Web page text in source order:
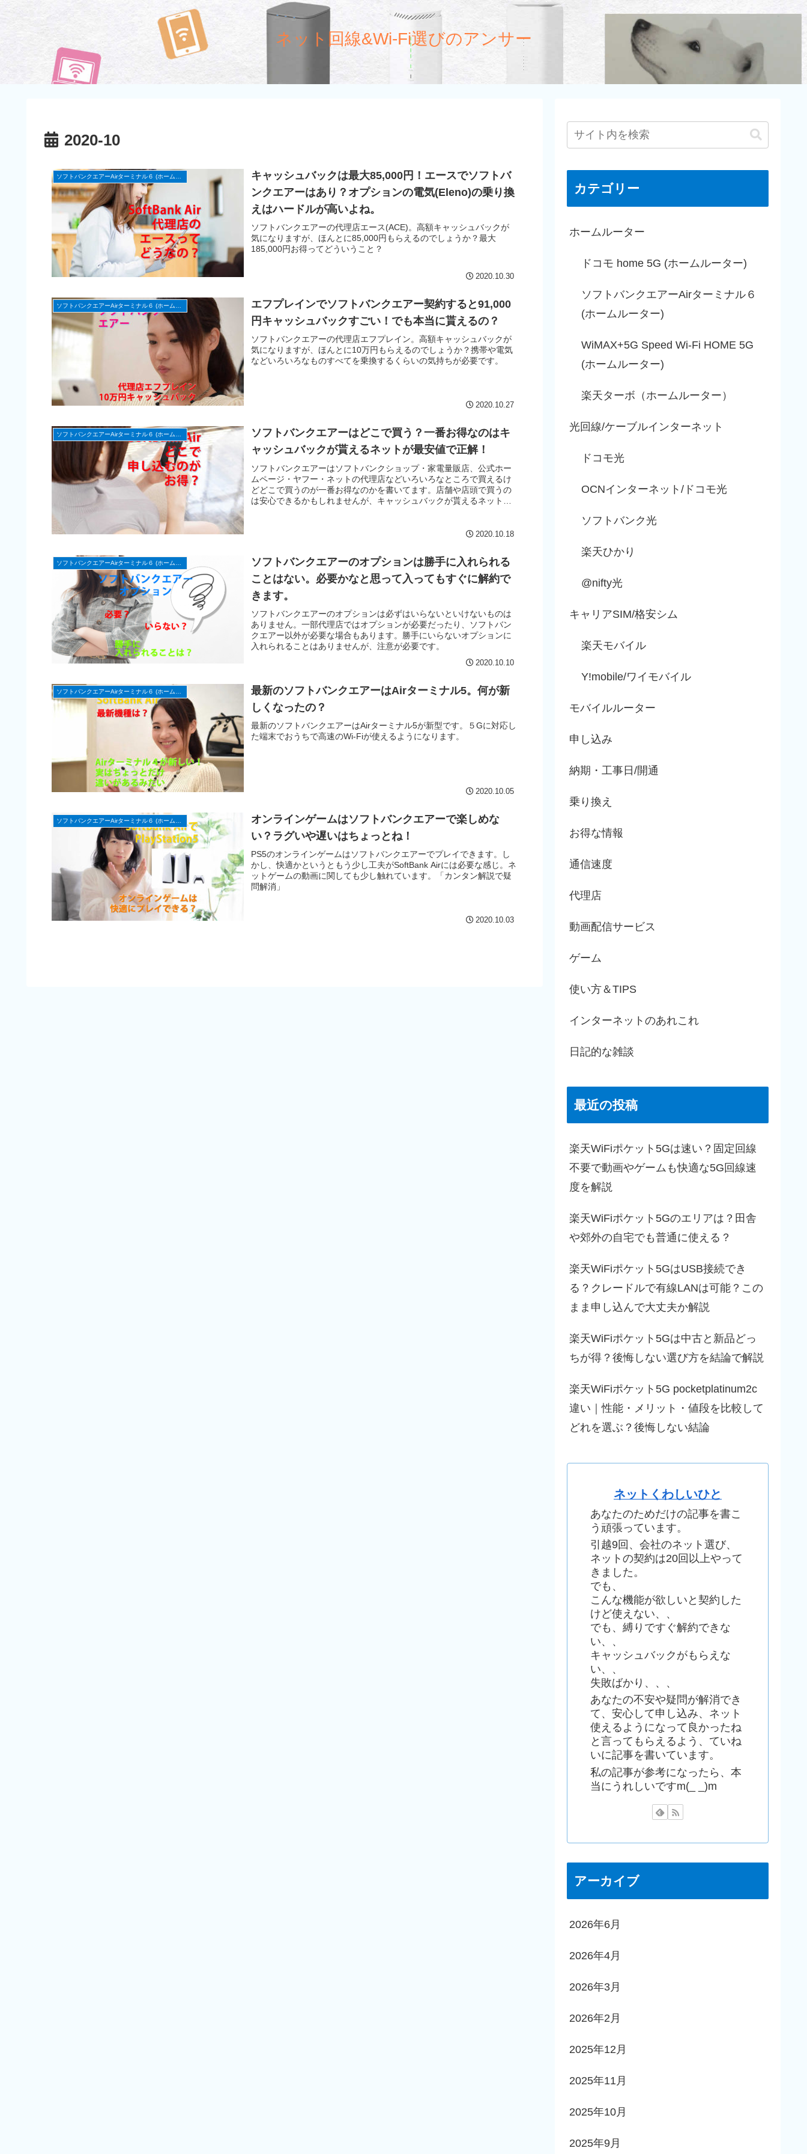
ネット回線&Wi-Fi選びのアンサー
2020-10
ソフトバンクエアーAirターミナル６ (ホームルーター)
キャッシュバックは最大85,000円！エースでソフトバ
ンクエアーはあり？オプションの電気(Eleno)の乗り換
えはハードルが高いよね。
ソフトバンクエアーの代理店エース(ACE)。高額キャッシュバックが
気になりますが、ほんとに85,000円もらえるのでしょうか？最大
185,000円お得ってどういうこと？
2020.10.30
エフプレインでソフトバンクエアー契約すると91,000
円キャッシュバックすごい！でも本当に貰えるの？
ソフトバンクエアーの代理店エフプレイン。高額キャッシュバックが
気になりますが、ほんとに10万円もらえるのでしょうか？携帯や電気
などいろいろなものすべてを乗換するくらいの気持ちが必要です。
2020.10.27
ソフトバンクエアーはどこで買う？一番お得なのはキ
ャッシュバックが貰えるネットが最安値で正解！
ソフトバンクエアーはソフトバンクショップ・家電量販店、公式ホー
ムページ・ヤフー・ネットの代理店などいろいろなところで買えるけ
どどこで買うのが一番お得なのかを書いてます。店舗や店頭で買うの
は安心できるかもしれませんが、キャッシュバックが貰えるネットの
2020.10.18
ソフトバンクエアーのオプションは勝手に入れられる
ことはない。必要かなと思って入ってもすぐに解約で
きます。
ソフトバンクエアーのオプションは必ずはいらないといけないものは
ありません。一部代理店ではオプションが必要だったり、ソフトバン
クエアー以外が必要な場合もあります。勝手にいらないオプションに
入れられることはありませんが、注意が必要です。
2020.10.10
ソフトバンクエアーAirターミナル６ (ホームルーター)
最新のソフトバンクエアーはAirターミナル5。何が新
しくなったの？
最新のソフトバンクエアーはAirターミナル5が新型です。５Gに対応し
た端末でおうちで高速のWi-Fiが使えるようになります。
2020.10.05
オンラインゲームはソフトバンクエアーで楽しめな
い？ラグいや遅いはちょっとね！
PS5のオンラインゲームはソフトバンクエアーでプレイできます。し
かし、快適かというともう少し工夫がSoftBank Airには必要な感じ。ネ
ットゲームの動画に関しても少し触れています。「カンタン解説で疑
問解消」
2020.10.03
カテゴリー
ホームルーター
ドコモ home 5G (ホームルーター)
ソフトバンクエアーAirターミナル６
(ホームルーター)
WiMAX+5G Speed Wi-Fi HOME 5G
(ホームルーター)
楽天ターボ（ホームルーター）
光回線/ケーブルインターネット
ドコモ光
OCNインターネット/ドコモ光
ソフトバンク光
楽天ひかり
@nifty光
キャリアSIM/格安シム
楽天モバイル
Y!mobile/ワイモバイル
モバイルルーター
申し込み
納期・工事日/開通
乗り換え
お得な情報
通信速度
代理店
動画配信サービス
ゲーム
使い方＆TIPS
インターネットのあれこれ
日記的な雑談
最近の投稿
楽天WiFiポケット5Gは速い？固定回線
不要で動画やゲームも快適な5G回線速
度を解説
楽天WiFiポケット5Gのエリアは？田舎
や郊外の自宅でも普通に使える？
楽天WiFiポケット5GはUSB接続でき
る？クレードルで有線LANは可能？この
まま申し込んで大丈夫か解説
楽天WiFiポケット5Gは中古と新品どっ
ちが得？後悔しない選び方を結論で解説
楽天WiFiポケット5G pocketplatinum2c
違い｜性能・メリット・値段を比較して
どれを選ぶ？後悔しない結論
ネットくわしいひと
あなたのためだけの記事を書こ
う頑張っています。
引越9回、会社のネット選び、
ネットの契約は20回以上やって
きました。
でも、
こんな機能が欲しいと契約した
けど使えない、、
でも、縛りですぐ解約できな
い、、
キャッシュバックがもらえな
い、、
失敗ばかり、、、
あなたの不安や疑問が解消でき
て、安心して申し込み、ネット
使えるようになって良かったね
と言ってもらえるよう、ていね
いに記事を書いています。
私の記事が参考になったら、本
当にうれしいですm(_ _)m
アーカイブ
2026年6月
2026年4月
2026年3月
2026年2月
2025年12月
2025年11月
2025年10月
2025年9月